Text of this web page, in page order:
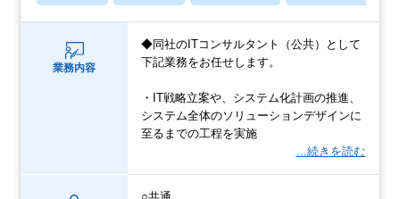
業務内容
◆同社のITコンサルタント（公共）として
下記業務をお任せします。
・IT戦略立案や、システム化計画の推進、
システム全体のソリューションデザインに
至るまでの工程を実施
…続きを読む